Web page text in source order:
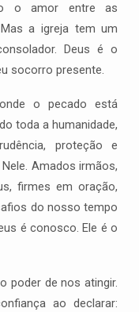
o amor entre as
a igreja tem um
Deus é o
socorro presente.
o pecado está
toda a humanidade,
proteção e
Amados irmãos,
firmes em oração,
do nosso tempo
é conosco. Ele é o
poder de nos atingir.
ao declarar: